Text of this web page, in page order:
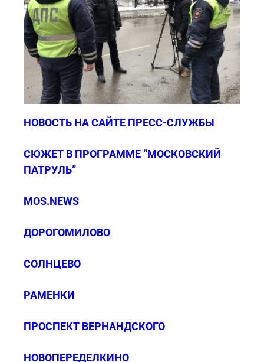
НОВОСТЬ НА САЙТЕ ПРЕСС-СЛУЖБЫ
СЮЖЕТ В ПРОГРАММЕ “МОСКОВСКИЙ
ПАТРУЛЬ”
MOS.NEWS
ДОРОГОМИЛОВО
СОЛНЦЕВО
РАМЕНКИ
ПРОСПЕКТ ВЕРНАНДСКОГО
НОВОПЕРЕДЕЛКИНО